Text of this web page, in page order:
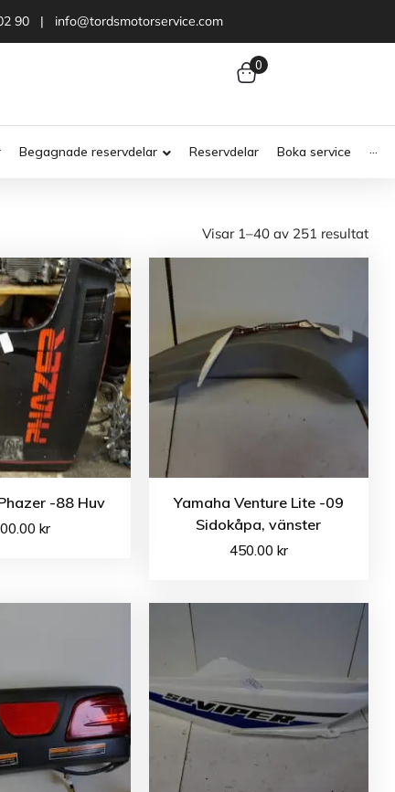
90 | info@tordsmotorservice.com
0
Begagnade reservdelar Reservdelar Boka service ···
Visar 1–40 av 251 resultat
-88 Huv
kr
Yamaha Venture Lite -09
Sidokåpa, vänster
450.00 kr